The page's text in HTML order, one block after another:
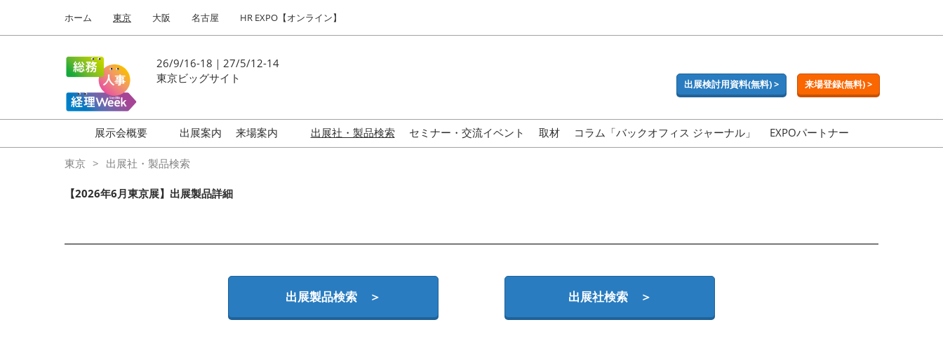
キ
プ
し
て
進
to
ホーム 東京 大阪 名古屋 HR EXPO【オンライン】
26/9/16-18｜27/5/12-14
東京ビッグサイト
出展検討用資料(無料) > 来場登録(無料) >
展示会概要
働き方改革 EXPO
出展案内
来場案内
出展社・製品検索 セミナー・交流イベント 取材 コラム「バックオフィス ジャーナル」 EXPOパートナー
東京 出展社・製品検索
【2026年6月東京展】出展製品詳細
出展製品検索 ＞ 出展社検索 ＞